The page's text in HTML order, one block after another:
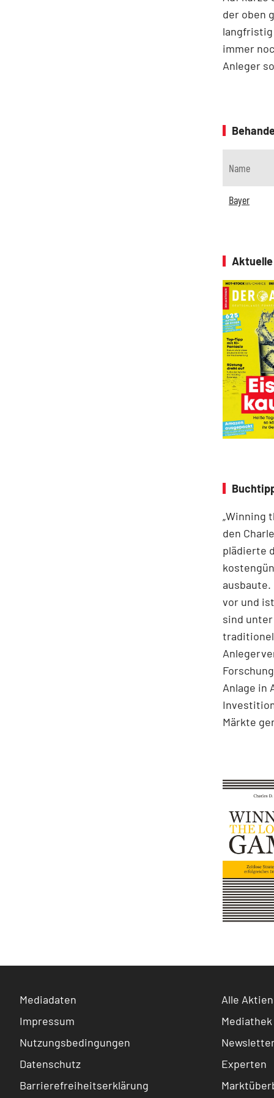
der oben
langfristig
immer
Anleger
Name
Bayer
„Winning
den
plädierte
vor und
sind
Anlage in
Märkte
Mediadaten
Impressum
Nutzungsbedingungen
Datenschutz
Barrierefreiheitserklärung
Alle Aktien
Mediathek
Experten